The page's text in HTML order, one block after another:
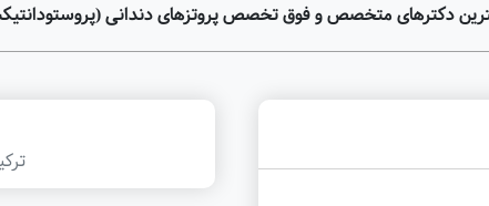
دکترهای متخصص و فوق تخصص پروتزهای دندانی